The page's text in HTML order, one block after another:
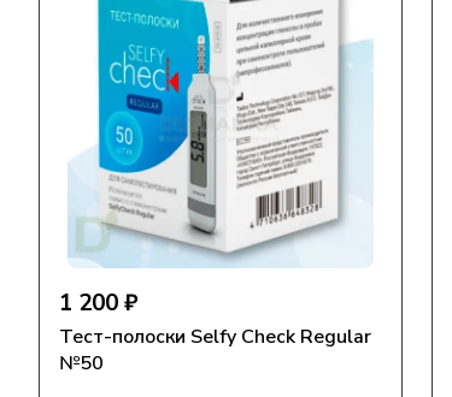
1 200 ₽
Тест-полоски Selfy Check Regular
№50